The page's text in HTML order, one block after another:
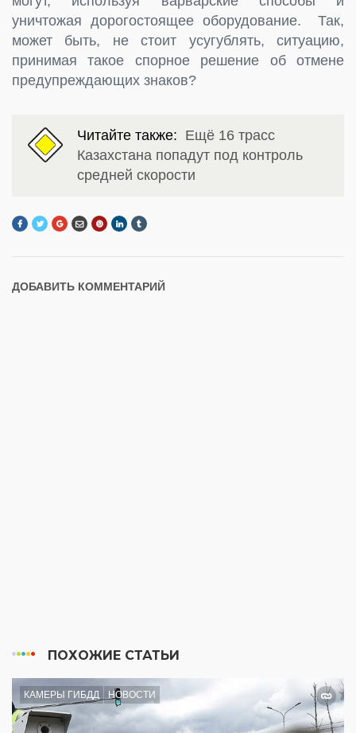
уничтожая дорогостоящее оборудование. Так,
может быть, не стоит усугублять, ситуацию,
принимая такое спорное решение об отмене
предупреждающих знаков?
Читайте также: Ещё 16 трасс
Казахстана попадут под контроль
средней скорости
ДОБАВИТЬ КОММЕНТАРИЙ
ПОХОЖИЕ СТАТЬИ
КАМЕРЫ ГИБДД НОВОСТИ